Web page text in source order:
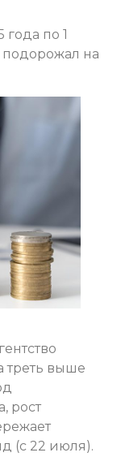
года по 1
подорожал на
треть выше
рост
(с 22 июля).